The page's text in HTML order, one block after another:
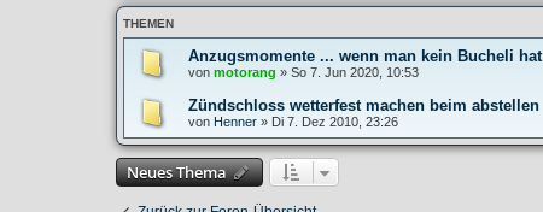
THEMEN
Anzugsmomente ... wenn man kein Bucheli hat
von motorang » So 7. Jun 2020, 10:53
Zündschloss wetterfest machen beim abstellen
von Henner » Di 7. Dez 2010, 23:26
Neues Thema